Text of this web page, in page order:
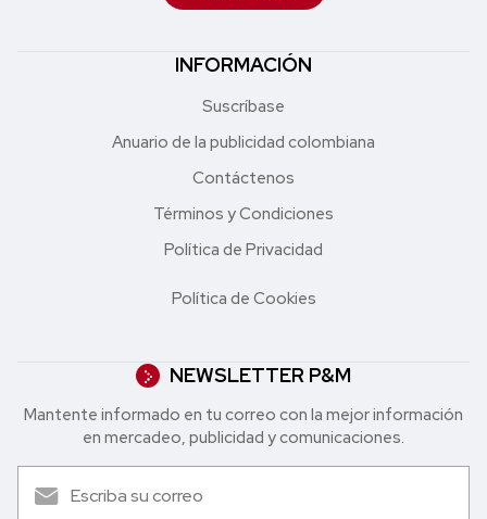
INFORMACIÓN
Suscríbase
Anuario de la publicidad colombiana
Contáctenos
Términos y Condiciones
Política de Privacidad
Política de Cookies
NEWSLETTER P&M
Mantente informado en tu correo con la mejor in formación
en mercadeo, publicidad y comunicaciones.